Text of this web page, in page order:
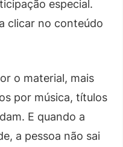
especial.
clicar no conteúdo
o material, mais
por música, títulos
E quando a
a pessoa não sai